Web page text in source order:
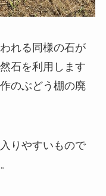
れる同様の石が
石を利用します
のぶどう棚の廃
りやすいもので